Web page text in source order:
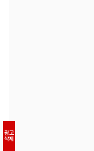
광고
삭제